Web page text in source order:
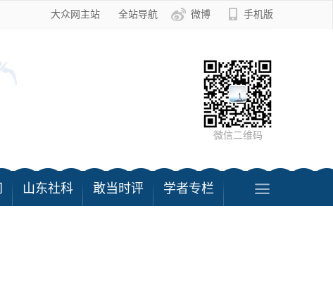
大众网主站 全站导航 微博 手机版
微信二维码
山东社科 敢当时评 学者专栏